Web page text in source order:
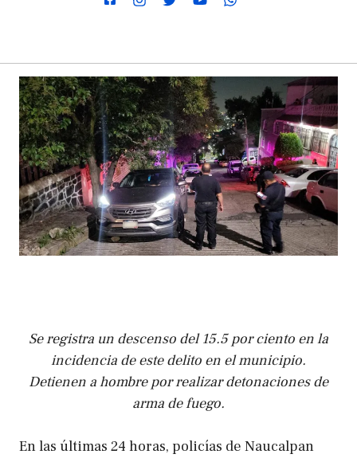
Se registra un descenso del 15.5 por ciento en la
incidencia de este delito en el municipio.
Detienen a hombre por realizar detonaciones de
arma de fuego.
En las últimas 24 horas, policías de Naucalpan